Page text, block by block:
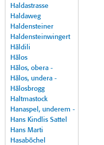
Haldastrasse
Haldaweg
Haldensteiner
Haldensteinwingert
Häldili
Hälos
Hälos, obera -
Hälos, undera -
Hälosbrogg
Haltmastock
Hanaspel, underem -
Hans Kindlis Sattel
Hans Marti
Hasaböchel